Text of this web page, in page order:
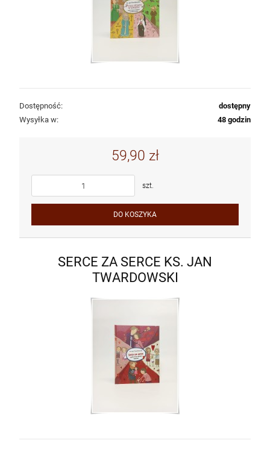
Dostępność:
dostępny
Wysyłka w:
48 godzin
59,90 zł
szt.
DO KOSZYKA
SERCE ZA SERCE KS. JAN
TWARDOWSKI